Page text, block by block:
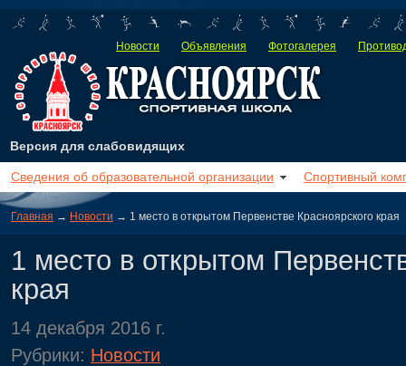
Новости Объявления Фотогалерея
Версия для слабовидящих
Сведения об образовательной организации Спортивный
Главная → Новости → 1 место в открытом Первенстве Красноярского края
1 место в открытом
края
14 декабря 2016 г.
Рубрики: Новости